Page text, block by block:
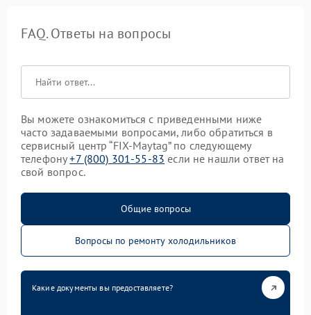
FAQ. Ответы на вопросы
Вы можете ознакомиться с приведенными ниже
часто задаваемыми вопросами, либо обратиться в
сервисный центр “FIX-Maytag” по следующему
телефону+7 (800) 301-55-83 если не нашли ответ на
свой вопрос.
Общие вопросы
Вопросы по ремонту холодильников
Какие документы вы предоставляете?